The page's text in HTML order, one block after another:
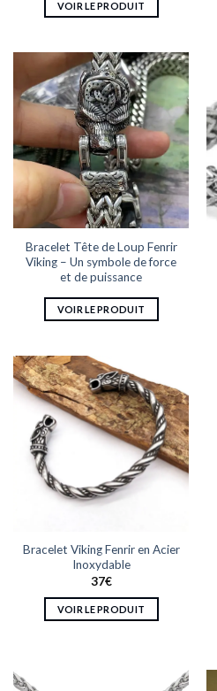
VOIR LE PRODUIT
a
plusieurs
variations.
Les
options
peuvent
être
choisies
sur
la
page
du
produit
Bracelet Tête de Loup Fenrir
Viking – Un symbole de force
et de puissance
VOIR LE PRODUIT
Bracelet Viking Fenrir en Acier
Inoxydable
37€
VOIR LE PRODUIT